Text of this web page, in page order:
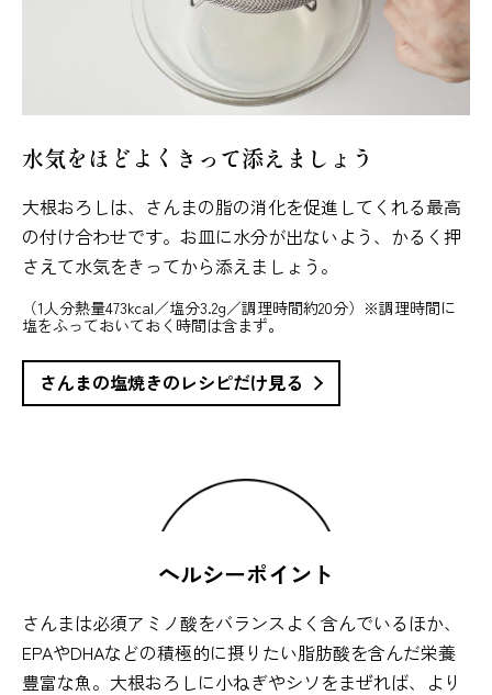
水気をほどよくきって添えましょう
大根おろしは、さんまの脂の消化を促進してくれる最高
の付け合わせです。お皿に水分が出ないよう、かるく押
さえて水気をきってから添えましょう。
（1人分熱量473kcal／塩分3.2g／調理時間約20分）※調理時間に
塩をふっておいておく時間は含まず。
さんまの塩焼きのレシピだけ見る
ヘルシーポイント
さんまは必須アミノ酸をバランスよく含んでいるほか、
EPAやDHAなどの積極的に摂りたい脂肪酸を含んだ栄養
豊富な魚。大根おろしに小ねぎやシソをまぜれば、より